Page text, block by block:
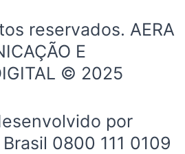
reservados. AERA
E
© 2025
por
0800 111 0109